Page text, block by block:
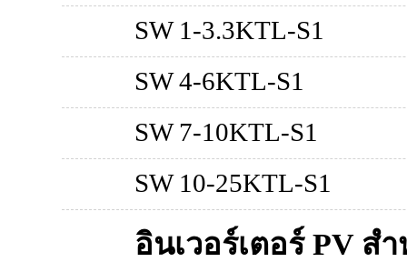
SW 1-3.3KTL-S1
SW 4-6KTL-S1
SW 7-10KTL-S1
SW 10-25KTL-S1
อินเวอร์เตอร์ PV ส